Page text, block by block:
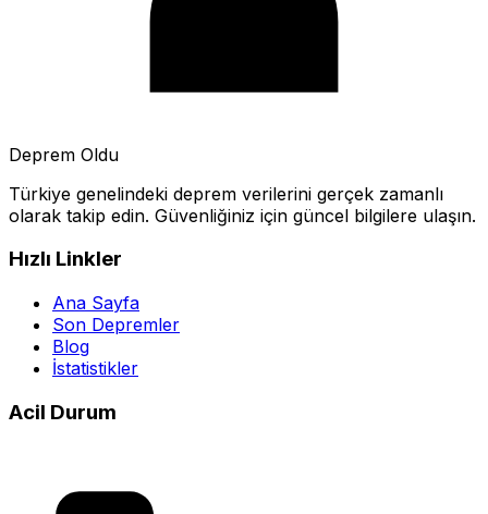
Deprem Oldu
Türkiye genelindeki deprem verilerini gerçek zamanlı
olarak takip edin. Güvenliğiniz için güncel bilgilere ulaşın.
Hızlı Linkler
Ana Sayfa
Son Depremler
Blog
İstatistikler
Acil Durum